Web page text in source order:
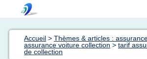
Accueil > Thèmes & articles :
assurance voiture collection > tarif
de collection